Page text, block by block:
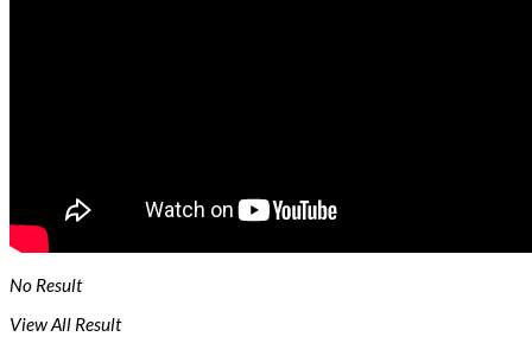
No Result
View All Result